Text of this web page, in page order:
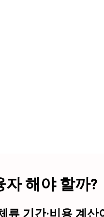
해야 할까?
류 기간·비용 계